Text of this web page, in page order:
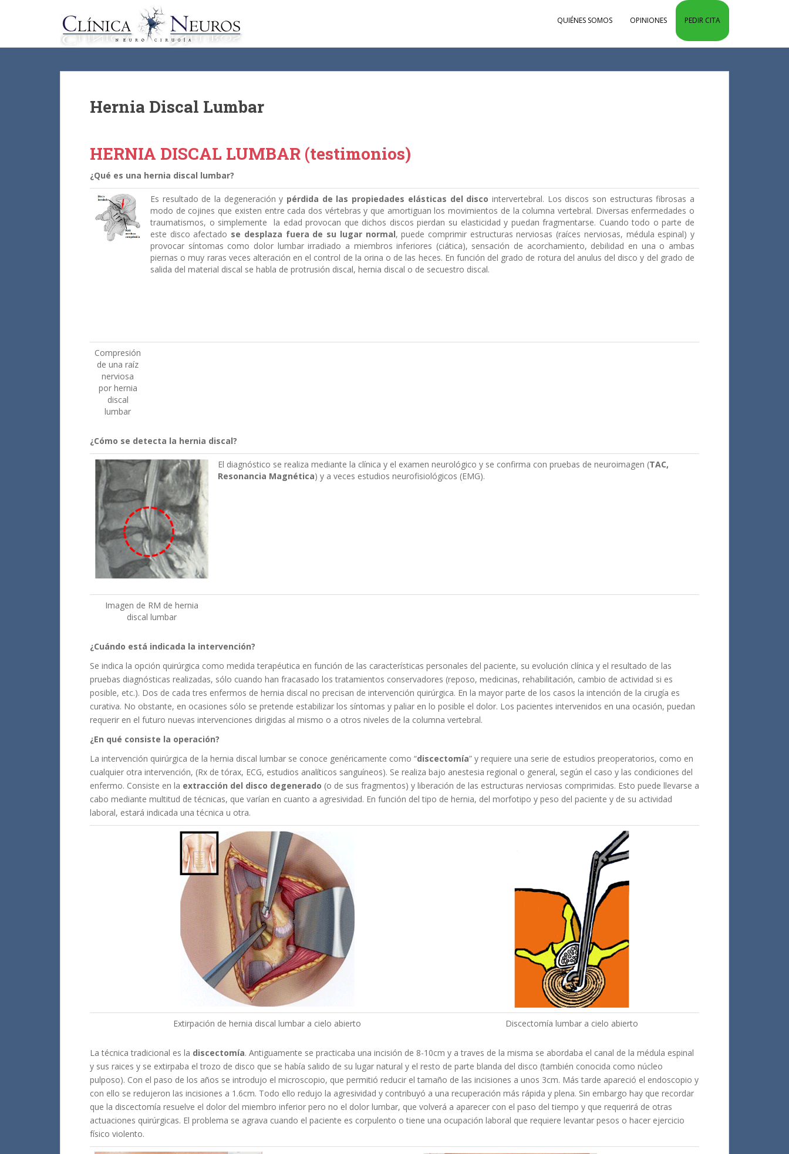
p
QUIÉNES SOMOS OPINIONES PEDIR CITA
Hernia Discal Lumbar
HERNIA DISCAL LUMBAR (testimonios)
¿Qué es una hernia discal lumbar?
Es resultado de la degeneración y pérdida de las propiedades elásticas del disco intervertebral. Los discos son estructuras fibrosas a
modo de cojines que existen entre cada dos vértebras y que amortiguan los movimientos de la columna vertebral. Diversas enfermedades o
traumatismos, o simplemente la edad provocan que dichos discos pierdan su elasticidad y puedan fragmentarse. Cuando todo o parte de
este disco afectado se desplaza fuera de su lugar normal, puede comprimir estructuras nerviosas (raíces nerviosas, médula espinal) y
provocar síntomas como dolor lumbar irradiado a miembros inferiores (ciática), sensación de acorchamiento, debilidad en una o ambas
piernas o muy raras veces alteración en el control de la orina o de las heces. En función del grado de rotura del anulus del disco y del grado de
salida del material discal se habla de protrusión discal, hernia discal o de secuestro discal.
Compresión
de una raíz
nerviosa
por hernia
discal
lumbar
¿Cómo se detecta la hernia discal?
El diagnóstico se realiza mediante la clínica y el examen neurológico y se confirma con pruebas de neuroimagen (TAC,
Resonancia Magnética) y a veces estudios neurofisiológicos (EMG).
Imagen de RM de hernia
discal lumbar
¿Cuándo está indicada la intervención?
Se indica la opción quirúrgica como medida terapéutica en función de las características personales del paciente, su evolución clínica y el resultado de las
pruebas diagnósticas realizadas, sólo cuando han fracasado los tratamientos conservadores (reposo, medicinas, rehabilitación, cambio de actividad si es
posible, etc.). Dos de cada tres enfermos de hernia discal no precisan de intervención quirúrgica. En la mayor parte de los casos la intención de la cirugía es
curativa. No obstante, en ocasiones sólo se pretende estabilizar los síntomas y paliar en lo posible el dolor. Los pacientes intervenidos en una ocasión, puedan
requerir en el futuro nuevas intervenciones dirigidas al mismo o a otros niveles de la columna vertebral.
¿En qué consiste la operación?
La intervención quirúrgica de la hernia discal lumbar se conoce genéricamente como “discectomía” y requiere una serie de estudios preoperatorios, como en
cualquier otra intervención, (Rx de tórax, ECG, estudios analíticos sanguíneos). Se realiza bajo anestesia regional o general, según el caso y las condiciones del
enfermo. Consiste en la extracción del disco degenerado (o de sus fragmentos) y liberación de las estructuras nerviosas comprimidas. Esto puede llevarse a
cabo mediante multitud de técnicas, que varían en cuanto a agresividad. En función del tipo de hernia, del morfotipo y peso del paciente y de su actividad
laboral, estará indicada una técnica u otra.
Extirpación de hernia discal lumbar a cielo abierto Discectomía lumbar a cielo abierto
La técnica tradicional es la discectomía. Antiguamente se practicaba una incisión de 8-10cm y a traves de la misma se abordaba el canal de la médula espinal
y sus raices y se extirpaba el trozo de disco que se había salido de su lugar natural y el resto de parte blanda del disco (también conocida como núcleo
pulposo). Con el paso de los años se introdujo el microscopio, que permitió reducir el tamaño de las incisiones a unos 3cm. Más tarde apareció el endoscopio y
con ello se redujeron las incisiones a 1.6cm. Todo ello redujo la agresividad y contribuyó a una recuperación más rápida y plena. Sin embargo hay que recordar
que la discectomía resuelve el dolor del miembro inferior pero no el dolor lumbar, que volverá a aparecer con el paso del tiempo y que requerirá de otras
actuaciones quirúrgicas. El problema se agrava cuando el paciente es corpulento o tiene una ocupación laboral que requiere levantar pesos o hacer ejercicio
físico violento.